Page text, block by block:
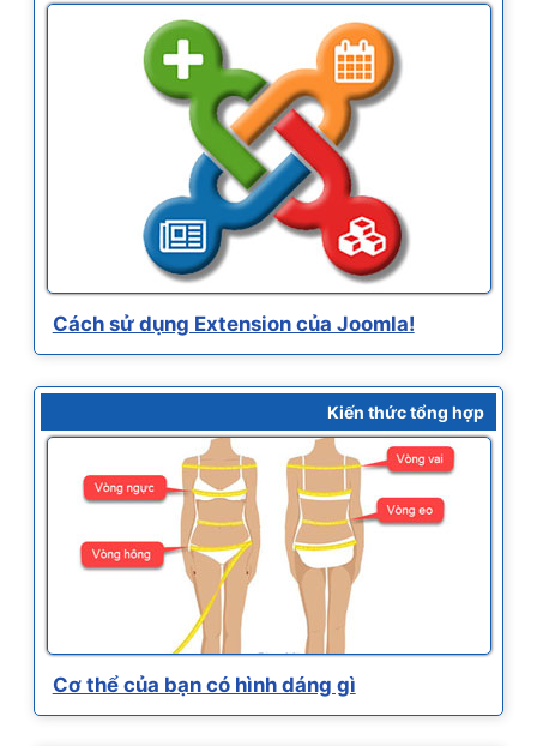
Cách sử dụng Extension của Joomla!
Kiến thức tổng hợp
Cơ thể của bạn có hình dáng gì